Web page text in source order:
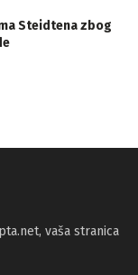
Steidtena zbog
vaša stranica